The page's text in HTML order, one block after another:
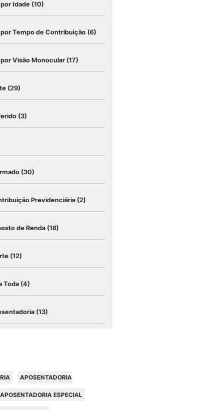
Idade (10)
Tempo de Contribuição (6)
Visão Monocular (17)
(29)
(3)
(30)
Previdenciária (2)
de Renda (18)
(12)
Toda (4)
(13)
APOSENTADORIA
APOSENTADORIA ESPECIAL